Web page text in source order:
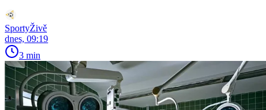
SportyŽivě
dnes, 09:19
3 min